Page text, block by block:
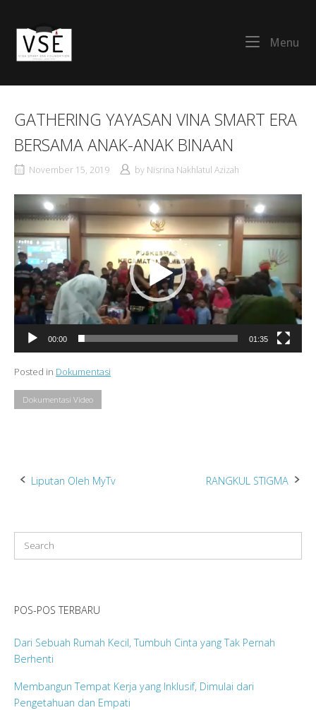
content
Home
Menu
GATHERING YAYASAN VINA SMART ERA
BERSAMA ANAK-ANAK BINAAN
November 15, 2019 by Nisrina Nakhlatul Azizah
Pemutar
Video
00:00 01:35
Posted in Dokumentasi
Dokumentasi Video
Post
Liputan Oleh MyTv RANGKUL STIGMA
POS-POS TERBARU
Dari Sebuah Rumah Kecil, Tumbuh Cinta yang Tak Pernah
Berhenti
Membangun Tempat Kerja yang Inklusif, Dimulai dari
Pengetahuan dan Empati